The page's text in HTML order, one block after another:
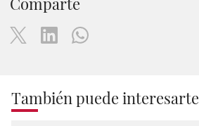
También puede interesarte